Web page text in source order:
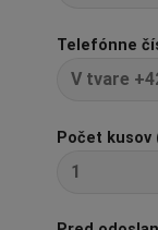
Telefónne
Počet kusov